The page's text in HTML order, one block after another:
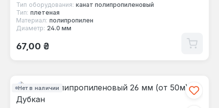
Тип оборудования: канат полипропиленовый
Тип: плетеная
Материал: полипропилен
Диаметр: 24.0 мм
Обычная цена:
67,00 ₴
Нет в наличии